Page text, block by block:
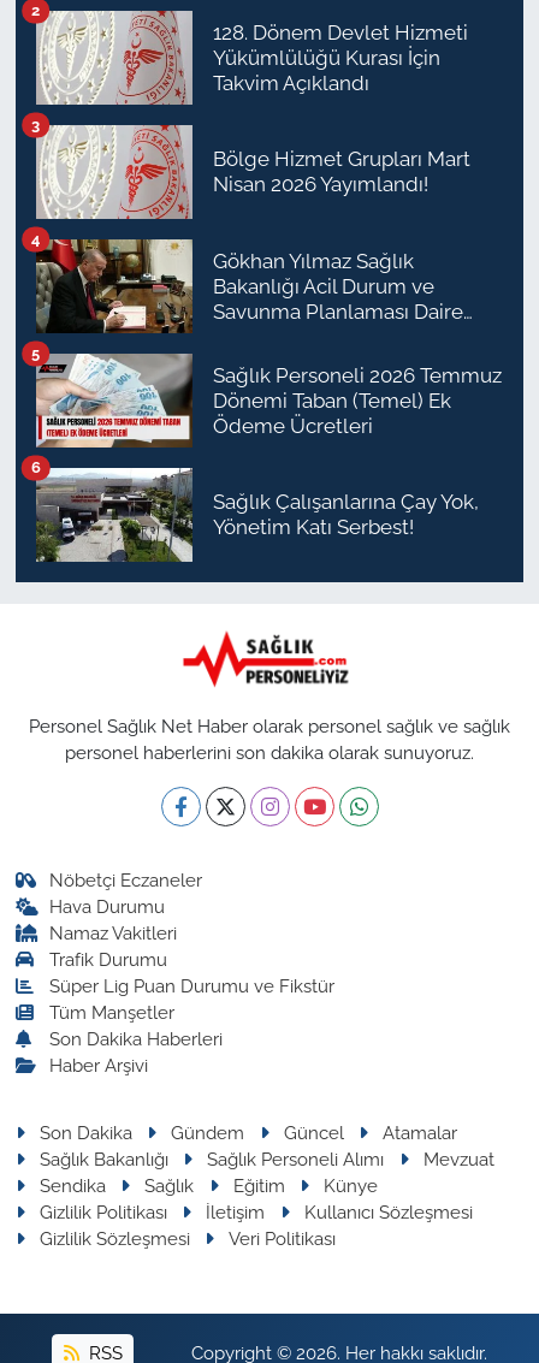
128. Dönem Devlet Hizmeti
Yükümlülüğü Kurası İçin
Takvim Açıklandı
2
Bölge Hizmet Grupları Mart
Nisan 2026 Yayımlandı!
3
Gökhan Yılmaz Sağlık
Bakanlığı Acil Durum ve
Savunma Planlaması Daire
4
Sağlık Personeli 2026 Temmuz
Dönemi Taban (Temel) Ek
Ödeme Ücretleri
5
Sağlık Çalışanlarına Çay Yok,
Yönetim Katı Serbest!
6
Personel Sağlık Net Haber olarak personel sağlık ve sağlık
personel haberlerini son dakika olarak sunuyoruz.
Nöbetçi Eczaneler
Hava Durumu
Namaz Vakitleri
Trafik Durumu
Süper Lig Puan Durumu ve Fikstür
Tüm Manşetler
Son Dakika Haberleri
Haber Arşivi
Son Dakika Gündem Güncel
Atamalar
Sağlık Bakanlığı
Sağlık Personeli Alımı
Mevzuat
Sendika
Sağlık Eğitim
Künye
Gizlilik Politikası
İletişim
Kullanıcı Sözleşmesi
Gizlilik Sözleşmesi
Veri Politikası
RSS Copyright © 2026. Her hakkı saklıdır.